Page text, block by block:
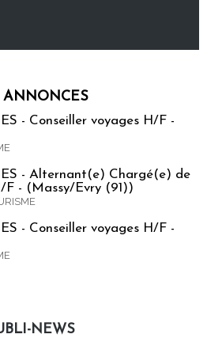
ANNONCES
- Conseiller voyages H/F -
- Alternant(e) Chargé(e) de
F - (Massy/Evry (91))
- Conseiller voyages H/F -
NEWS